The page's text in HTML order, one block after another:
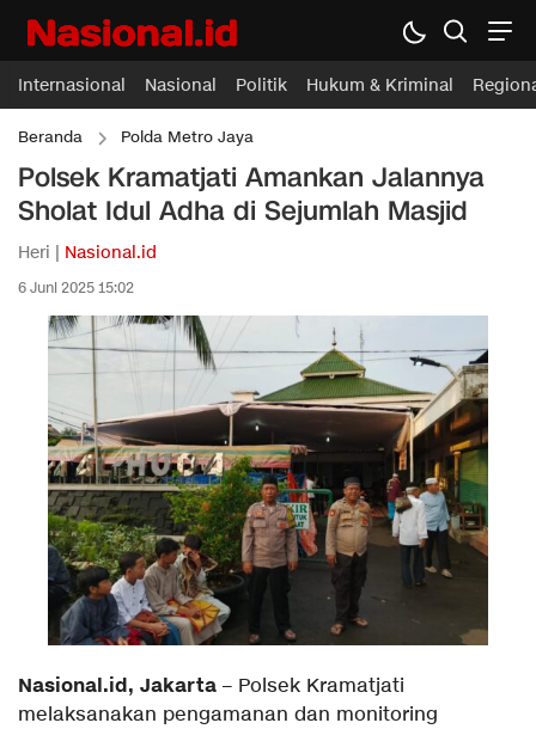
Internasional Nasional Politik Hukum & Kriminal
Beranda Polda Metro Jaya
Polsek Kramatjati Amankan Jalannya
Sholat Idul Adha di Sejumlah Masjid
Heri | Nasional.id
6 Juni 2025 15:02
Nasional.id, Jakarta – Polsek Kramatjati
melaksanakan pengamanan dan monitoring